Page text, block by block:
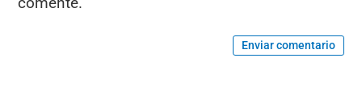
Enviar comentario